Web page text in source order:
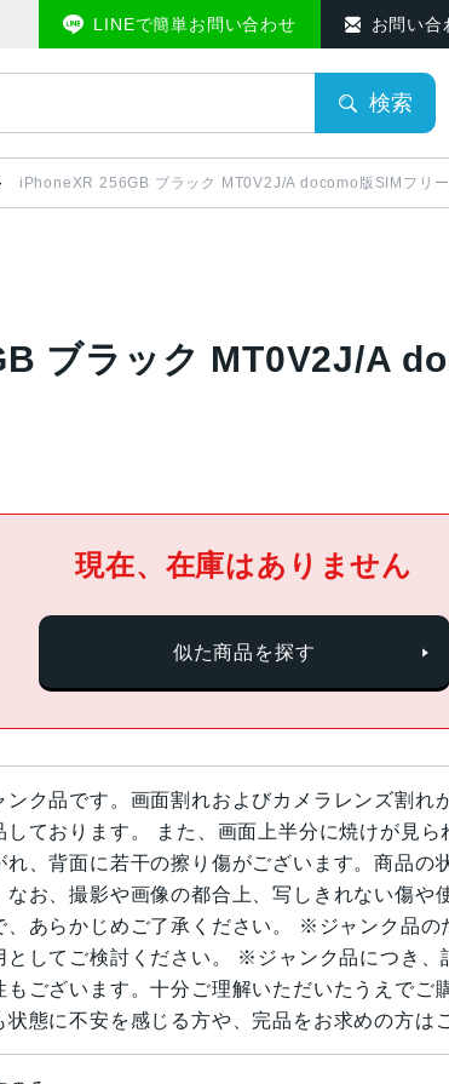
アメモバマーケット
LINEで簡単お問い合わせ お問い合
検索
iPhoneXR 256GB ブラック MT0V2J/A docomo版SIMフリ
ブラック MT0V2J/A
現在、在庫はありません
似た商品を探す
ンク品です。画面割れおよびカメラレンズ割れ
しております。 また、画面上半分に焼けが見
れ、背面に若干の擦り傷がございます。商品の
なお、撮影や画像の都合上、写しきれない傷や
、あらかじめご了承ください。 ※ジャンク品の
としてご検討ください。 ※ジャンク品につき、
もございます。十分ご理解いただいたうえでご
状態に不安を感じる方や、完品をお求めの方は